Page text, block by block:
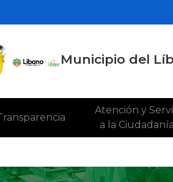
Municipio del
Atención y
a la Ciudadanía